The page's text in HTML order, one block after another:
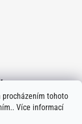
procházením tohoto
Více informací